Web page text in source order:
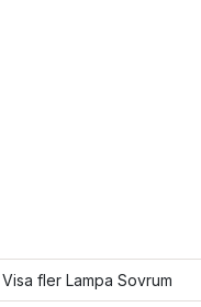
Visa fler Lampa Sovrum